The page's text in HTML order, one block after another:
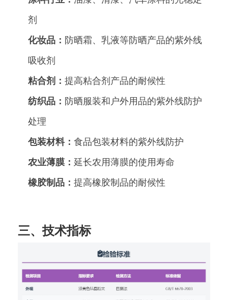
剂
化妆品： 防晒霜、乳液等防晒产品的紫外线
吸收剂
粘合剂： 提高粘合剂产品的耐候性
纺织品： 防晒服装和户外用品的紫外线防护
处理
包装材料： 食品包装材料的紫外线防护
农业薄膜： 延长农用薄膜的使用寿命
橡胶制品： 提高橡胶制品的耐候性
三、技术指标